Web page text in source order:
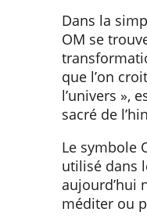
Dans la
OM se
que l’on
l’univers »,
sacré de
Le symbole
utilisé dans
aujourd’hui
méditer ou